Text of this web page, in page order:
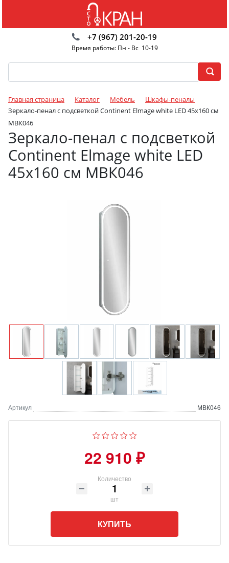
+7 (967) 201-20-19
Время работы: Пн - Вс 10-19
Главная страница Каталог Мебель
Шкафы-пеналы
Зеркало-пенал с подсветкой Continent Elmage white LED 45х160 см
МВК046
Зеркало-пенал с подсветкой
Continent Elmage white LED
45х160 см МВК046
Артикул МВК046
22 910 ₽
Количество
шт
КУПИТЬ